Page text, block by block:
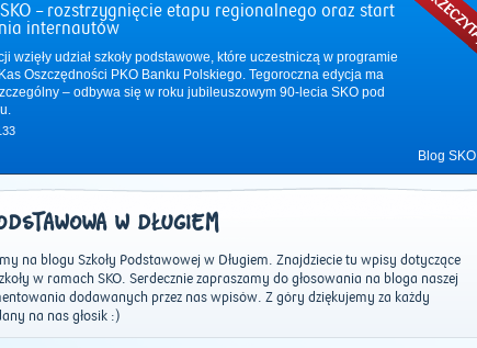
– rozstrzygnięcie etapu regionalnego oraz start
internautów
wzięły udział szkoły podstawowe, które uczestniczą w programie
Oszczędności PKO Banku Polskiego. Tegoroczna edycja ma
– odbywa się w roku jubileuszowym 90-lecia SKO pod
Blog SKO
W DŁUGIEM
na blogu Szkoły Podstawowej w Długiem. Znajdziecie tu wpisy dotyczące
w ramach SKO. Serdecznie zapraszamy do głosowania na bloga naszej
dodawanych przez nas wpisów. Z góry dziękujemy za każdy
na nas głosik :)